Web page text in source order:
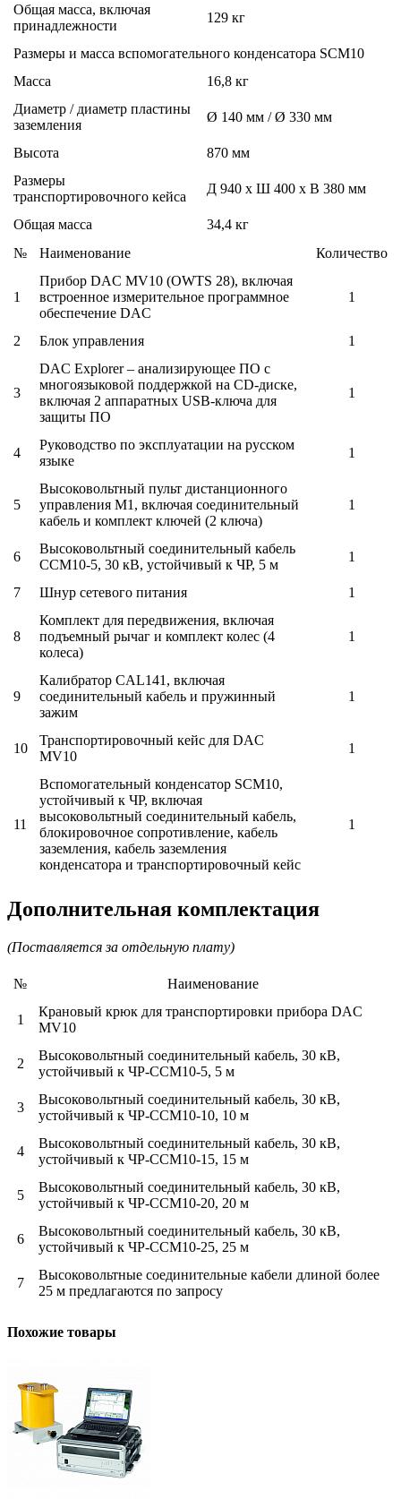
Общая масса, включая
принадлежности
129 кг
Размеры и масса вспомогательного конденсатора SCM10
Масса
16,8 кг
Диаметр / диаметр пластины
заземления
Ø 140 мм / Ø 330 мм
Высота
870 мм
Размеры
транспортировочного кейса
Д 940 x Ш 400 x В 380 мм
Общая масса
34,4 кг
№
Наименование Количество
1
Прибор DAC MV10 (OWTS 28), включая
встроенное измерительное программное
обеспечение DAC
1
2 Блок управления 1
3
DAC Explorer – анализирующее ПО с
многоязыковой поддержкой на CD-диске,
включая 2 аппаратных USB-ключа для
защиты ПО
1
4
Руководство по эксплуатации на русском
языке
1
5
Высоковольтный пульт дистанционного
управления M1, включая соединительный
кабель и комплект ключей (2 ключа)
1
6
Высоковольтный соединительный кабель
CCM10-5, 30 кВ, устойчивый к ЧР, 5 м
1
7 Шнур сетевого питания 1
8
Комплект для передвижения, включая
подъемный рычаг и комплект колес (4
колеса)
1
9
Калибратор CAL141, включая
соединительный кабель и пружинный
зажим
1
10
Транспортировочный кейс для DAC
MV10
1
11
Вспомогательный конденсатор SCM10,
устойчивый к ЧР, включая
высоковольтный соединительный кабель,
блокировочное сопротивление, кабель
заземления, кабель заземления
конденсатора и транспортировочный кейс
1
Дополнительная комплектация
(Поставляется за отдельную плату)
№ Наименование
1
Крановый крюк для транспортировки прибора DAC
MV10
2
Высоковольтный соединительный кабель, 30 кВ,
устойчивый к ЧР-CCM10-5, 5 м
3
Высоковольтный соединительный кабель, 30 кВ,
устойчивый к ЧР-CCM10-10, 10 м
4
Высоковольтный соединительный кабель, 30 кВ,
устойчивый к ЧР-CCM10-15, 15 м
5
Высоковольтный соединительный кабель, 30 кВ,
устойчивый к ЧР-CCM10-20, 20 м
6
Высоковольтный соединительный кабель, 30 кВ,
устойчивый к ЧР-CCM10-25, 25 м
7
Высоковольтные соединительные кабели длиной более
25 м предлагаются по запросу
Похожие товары